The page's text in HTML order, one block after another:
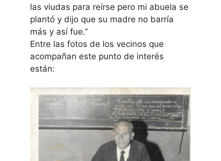
las viudas para reírse pero mi abuela se
plantó y dijo que su madre no barría
más y así fue.”
Entre las fotos de los vecinos que
acompañan este punto de interés
están: